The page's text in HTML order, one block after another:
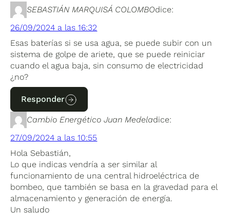
SEBASTIÁN MARQUISÁ COLOMBOdice:
26/09/2024 a las 16:32
Esas baterías si se usa agua, se puede subir con un
sistema de golpe de ariete, que se puede reiniciar
cuando el agua baja, sin consumo de electricidad
¿no?
Responder
Cambio Energético Juan Medeladice:
27/09/2024 a las 10:55
Hola Sebastián,
Lo que indicas vendría a ser similar al
funcionamiento de una central hidroeléctrica de
bombeo, que también se basa en la gravedad para el
almacenamiento y generación de energía.
Un saludo